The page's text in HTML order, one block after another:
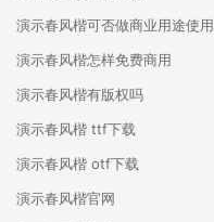
演示春风楷可否做商业用途使用
演示春风楷怎样免费商用
演示春风楷有版权吗
演示春风楷 ttf下载
演示春风楷 otf下载
演示春风楷官网